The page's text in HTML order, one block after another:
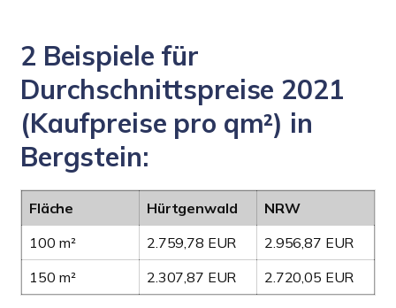
2 Beispiele für
Durchschnittspreise 2021
(Kaufpreise pro qm²) in
Bergstein:
Fläche Hürtgenwald
NRW
100 m²
2.759,78 EUR
2.956,87 EUR
150 m²
2.307,87 EUR 2.720,05 EUR